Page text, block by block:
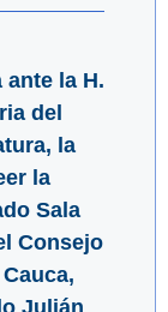
la H.
del
la
la
Sala
Consejo